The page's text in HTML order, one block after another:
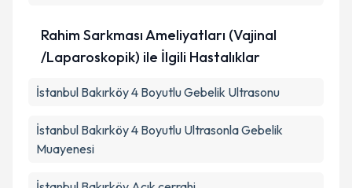
Rahim Sarkması Ameliyatları (Vajinal
/Laparoskopik) ile İlgili Hastalıklar
İstanbul Bakırköy 4 Boyutlu Gebelik Ultrasonu
İstanbul Bakırköy 4 Boyutlu Ultrasonla Gebelik
Muayenesi